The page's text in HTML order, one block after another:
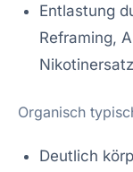
Entlastung
Reframing,
Organisch
Deutlich